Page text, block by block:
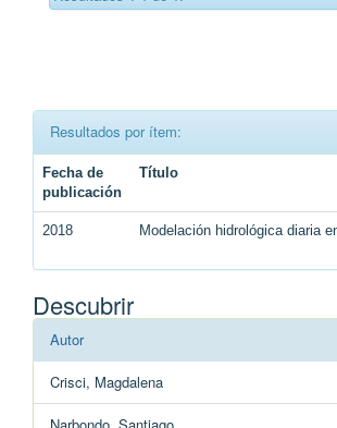
Resultados por ítem:
Fecha de
publicación
Título
2018 Modelación hidrológica diaria
Descubrir
Autor
Crisci, Magdalena